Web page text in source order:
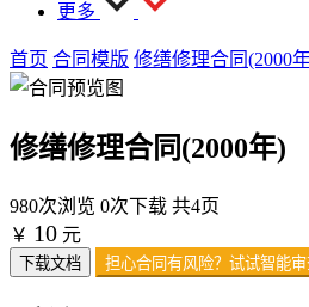
更多
首页 合同模版 修缮修理合同(2000
修缮修理合同(2000年)
980次浏览 0次下载 共4页
￥ 10 元
下载文档 担心合同有风险？试试智能